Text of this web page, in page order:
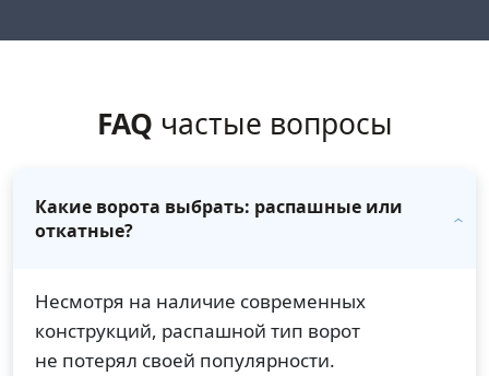
FAQ частые вопросы
Какие ворота выбрать: распашные или
откатные?
Несмотря на наличие современных
конструкций, распашной тип ворот
не потерял своей популярности.